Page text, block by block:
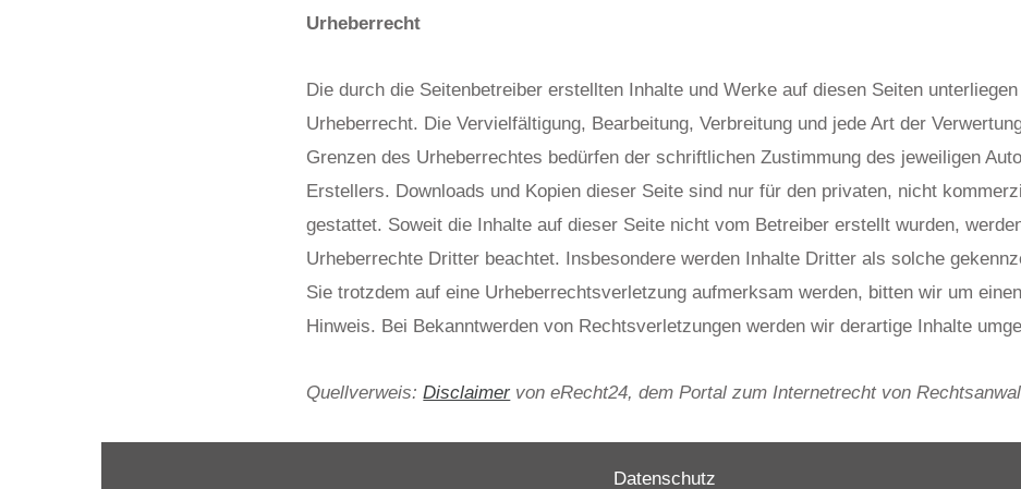
Urheberrecht
Die durch die Seitenbetreiber erstellten Inhalte und Werke auf diesen Seiten
Urheberrecht. Die Vervielfältigung, Bearbeitung, Verbreitung und jede Art der
Grenzen des Urheberrechtes bedürfen der schriftlichen Zustimmung des jeweiligen
Erstellers. Downloads und Kopien dieser Seite sind nur für den privaten, nicht
gestattet. Soweit die Inhalte auf dieser Seite nicht vom Betreiber erstellt wurden,
Urheberrechte Dritter beachtet. Insbesondere werden Inhalte Dritter als solche
Sie trotzdem auf eine Urheberrechtsverletzung aufmerksam werden, bitten wir um
Hinweis. Bei Bekanntwerden von Rechtsverletzungen werden wir derartige Inhalte
Quellverweis:Disclaimervon eRecht24, dem Portal zum Internetrecht von
Datenschutz